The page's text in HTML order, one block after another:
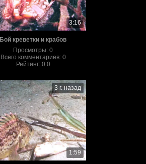
3:16
Бой креветки и крабов
Просмотры:0
Всего комментариев: 0
Рейтинг: 0.0
3 г. назад
1:59